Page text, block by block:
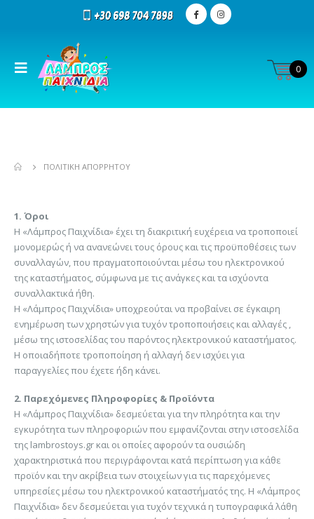
0
ΠΟΛΙΤΙΚΉ ΑΠΟΡΡΉΤΟΥ
1. Όροι
H «Λάμπρος Παιχνίδια» έχει τη διακριτική ευχέρεια να τροποποιεί
μονομερώς ή να ανανεώνει τους όρους και τις προϋποθέσεις των
συναλλαγών, που πραγματοποιούνται μέσω του ηλεκτρονικού
της καταστήματος, σύμφωνα με τις ανάγκες και τα ισχύοντα
συναλλακτικά ήθη.
Η «Λάμπρος Παιχνίδια» υποχρεούται να προβαίνει σε έγκαιρη
ενημέρωση των χρηστών για τυχόν τροποποιήσεις και αλλαγές ,
μέσω της ιστοσελίδας του παρόντος ηλεκτρονικού καταστήματος.
Η οποιαδήποτε τροποποίηση ή αλλαγή δεν ισχύει για
παραγγελίες που έχετε ήδη κάνει.
2. Παρεχόμενες Πληροφορίες & Προϊόντα
Η «Λάμπρος Παιχνίδια» δεσμεύεται για την πληρότητα και την
εγκυρότητα των πληροφοριών που εμφανίζονται στην ιστοσελίδα
της lambrostoys.gr και οι οποίες αφορούν τα ουσιώδη
χαρακτηριστικά που περιγράφονται κατά περίπτωση για κάθε
προϊόν και την ακρίβεια των στοιχείων για τις παρεχόμενες
υπηρεσίες μέσω του ηλεκτρονικού καταστήματός της. Η «Λάμπρος
Παιχνίδια» δεν δεσμεύεται για τυχόν τεχνικά η τυπογραφικά λάθη